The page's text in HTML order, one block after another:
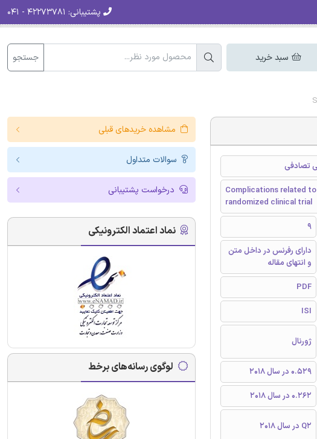
پشتیبانی:
سبد خرید جستجو
تصادفی
Complications related
randomized clinical trial
9
دارای رفرنس در داخل متن
و انتهای مقاله
PDF
ISI
ژورنال
0.529 در سال 2018
0.262 در سال 2018
Q2 در سال 2018
مشاهده خریدهای قبلی
سوالات متداول
درخواست پشتیبانی
نماد اعتماد الکترونیکی
لوگوی رسانه‌های برخط